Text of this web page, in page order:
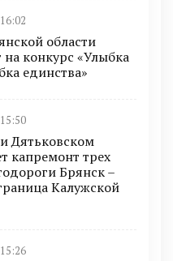
области
конкурс «Улыбка
единства»
Дятьковском
капремонт трех
Брянск –
Калужской